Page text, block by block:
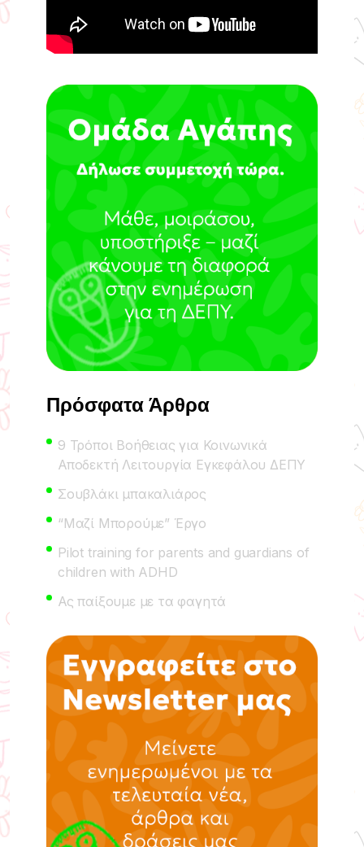
Πρόσφατα Άρθρα
9 Τρόποι Βοήθειας για Κοινωνικά
Αποδεκτή Λειτουργία Εγκεφάλου ΔΕΠΥ
Σουβλάκι μπακαλιάρος
“Μαζί Μπορούμε” Έργο
Pilot training for parents and guardians of
children with ADHD
Ας παίξουμε με τα φαγητά